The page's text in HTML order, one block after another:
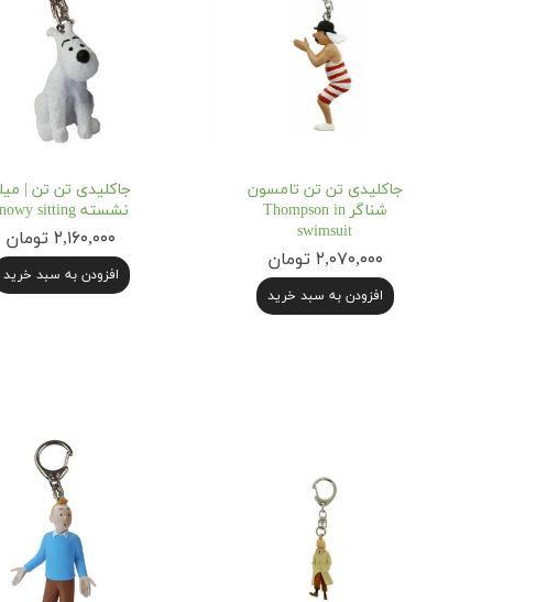
جاکلیدی تن تن تامسون
شناگر Thompson in
swimsuit
۲,۰۷۰,۰۰۰ تومان
افزودن به سبد خرید
جاکلیدی تن تن |
نشسته snowy sitting
۲,۱۶۰,۰۰۰ تومان
افزودن به سبد خرید